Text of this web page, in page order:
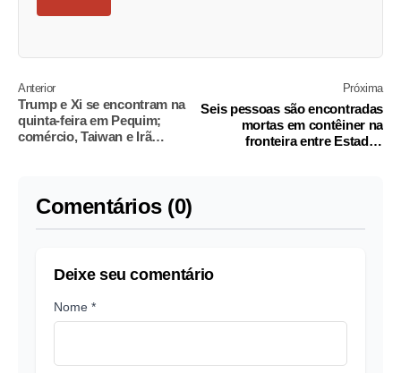
Anterior
Trump e Xi se encontram na
quinta-feira em Pequim;
comércio, Taiwan e Irã
Próxima
Seis pessoas são encontradas
mortas em contêiner na
fronteira entre Estados
Comentários (0)
Deixe seu comentário
Nome *